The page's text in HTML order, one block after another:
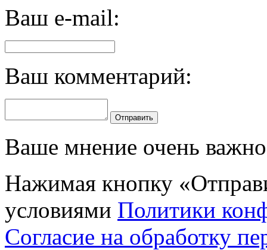
Ваш e-mail:
Ваш комментарий:
Отправить
Ваше мнение очень
Нажимая кнопку
условиями Политики
Согласие на обработку